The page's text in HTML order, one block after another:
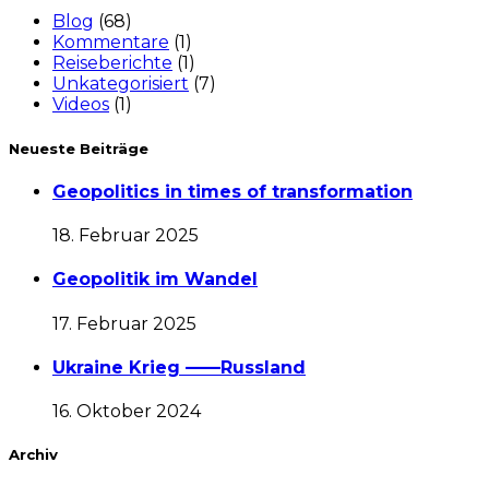
Blog (68)
Kommentare (1)
Reiseberichte (1)
Unkategorisiert (7)
Videos (1)
Neueste Beiträge
Geopolitics in times of transformation
18. Februar 2025
Geopolitik im Wandel
17. Februar 2025
Ukraine Krieg ——Russland
16. Oktober 2024
Archiv